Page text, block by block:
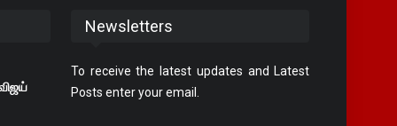
Newsletters
To receive the latest updates and Latest
Posts enter your email.